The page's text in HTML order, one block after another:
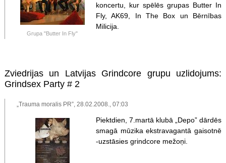
Grupa "Butter In Fly"
koncertu, kur spēlēs grupas Butter In
Fly, AK69, In The Box un Bērnības
Milicija.
Zviedrijas un Latvijas Grindcore grupu uzlidojums:
Grindsex Party # 2
„Trauma moralis PR”, 28.02.2008., 07:03
Piektdien, 7.martā klubā „Depo” dārdēs
smagā mūzika ekstravagantā gaisotnē
-uzstāsies grindcore mežoņi.